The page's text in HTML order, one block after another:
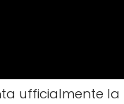
ufficialmente la